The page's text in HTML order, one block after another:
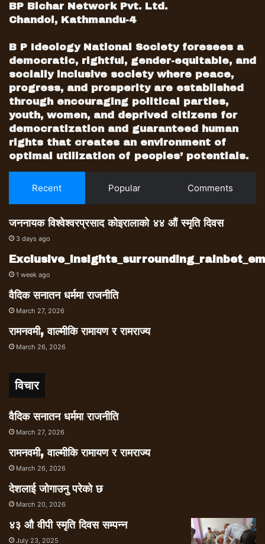
BP Bichar Network Pvt. Ltd.
Chandol, Kathmandu-4
B P Ideology National Society foresees a
democratic, rightful, gender-equitable, and
socially inclusive society where peace,
progress, and prosperity are established
through encouraging political parties,
youth, women, and deprived citizens for
democratization and guaranteed human
rights that creates an environment of
optimal utilization of peoples’ potentials.
Recent Popular Comments
जननायक विश्वेश्वरप्रसाद कोइरालाको ४४ औं स्मृति दिवस
3 days ago
1 week ago
वैदिक सनातन धर्ममा राजनीति
March 27, 2026
रामनवमी, वाल्मीकि रामायण र रामराज्य
March 26, 2026
विचार
वैदिक सनातन धर्ममा राजनीति
March 27, 2026
रामनवमी, वाल्मीकि रामायण र रामराज्य
March 26, 2026
देशलाई जोगाउनु परेको छ
March 20, 2026
४३ औ वीपी स्मृति दिवस सम्पन्न
July 23, 2025